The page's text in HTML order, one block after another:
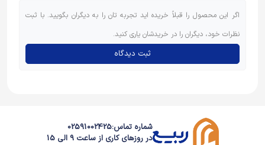
اگر این محصول را قبلاً خریده اید تجربه تان را به دیگران بگویید. با ثبت
نظرات خود، دیگران را در خریدشان یاری کنید.
ثبت دیدگاه
شماره تماس:02591002425
در روزهای کاری از ساعت 9 الی 15